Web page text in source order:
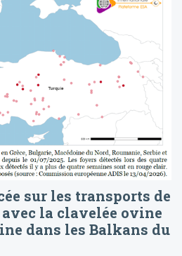
sur les transports de
la clavelée ovine
dans les Balkans du